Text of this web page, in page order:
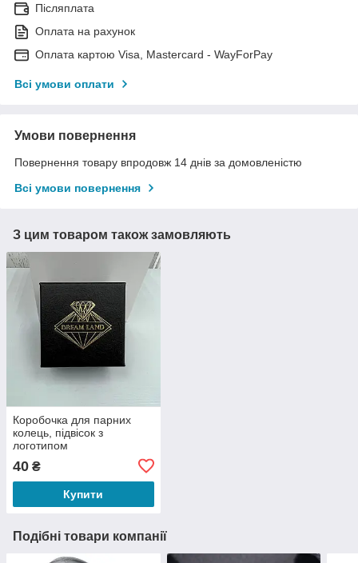
Післяплата
Оплата на рахунок
Оплата картою Visa, Mastercard - WayForPay
Всі умови оплати
Умови повернення
Повернення товару впродовж 14 днів за домовленістю
Всі умови повернення
З цим товаром також замовляють
Коробочка для парних
колець, підвісок з
логотипом
40 ₴
Купити
Подібні товари компанії